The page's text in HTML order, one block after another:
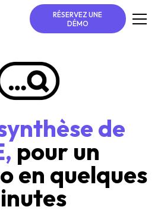
RÉSERVEZ UNE
DÉMO
de
pour un
en quelques